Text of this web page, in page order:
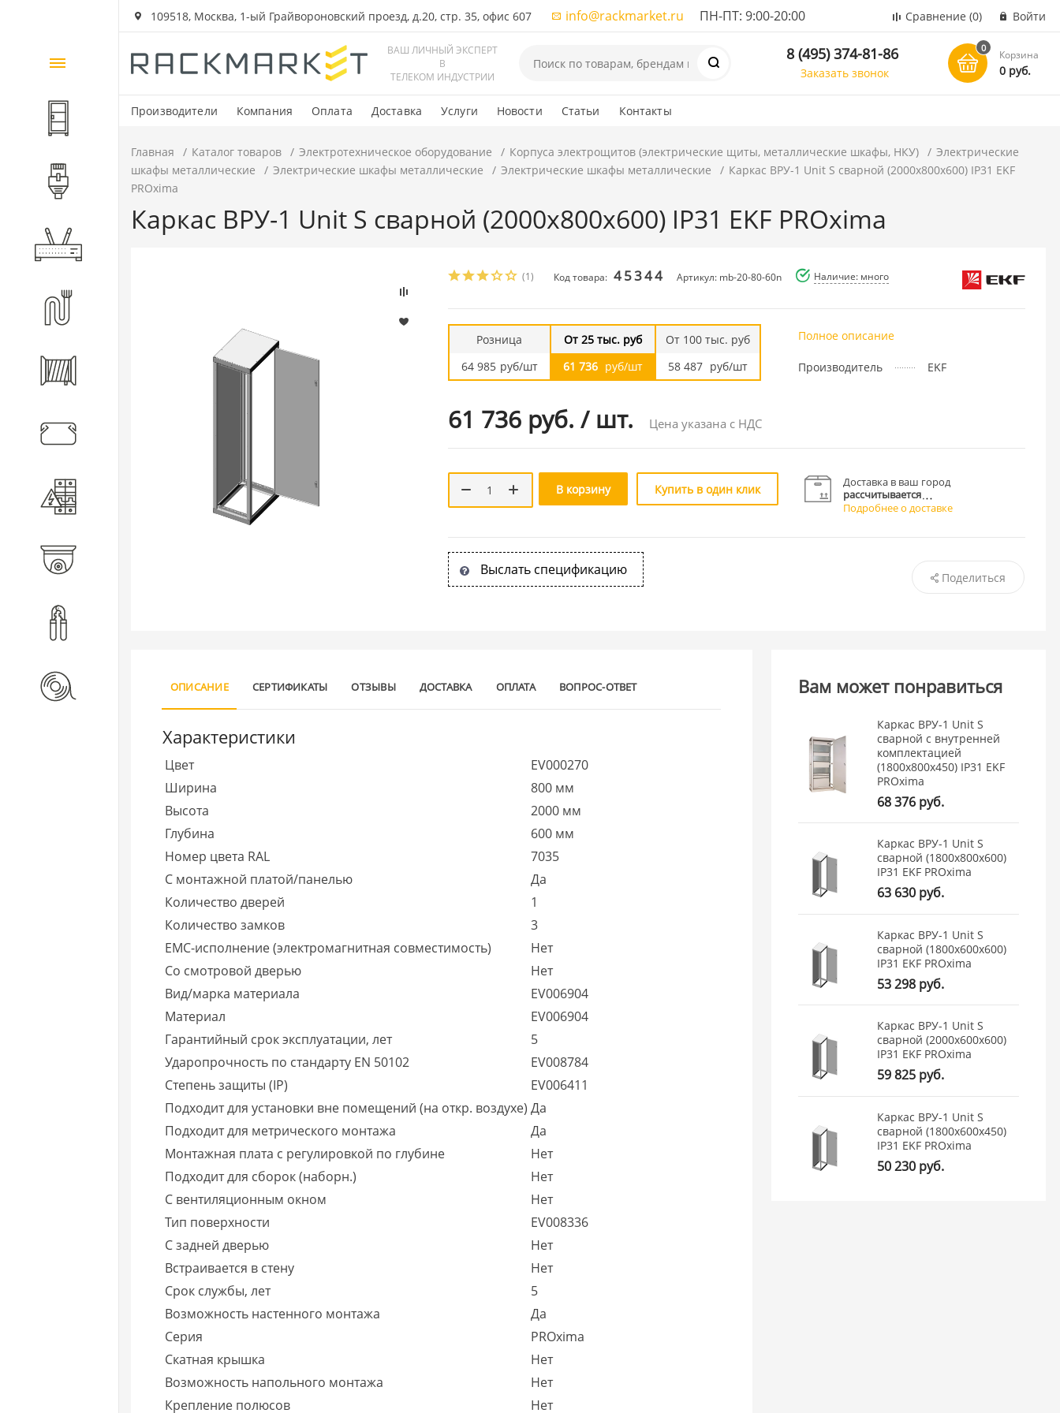
109518, Москва, 1-ый Грайвороновский проезд, д.20, стр. 35, офис 607 info@rackmarket.ru ПН-ПТ: 9:00-20:00 Сравнение (0) Войти
ВАШ ЛИЧНЫЙ ЭКСПЕРТ
В
ТЕЛЕКОМ ИНДУСТРИИ
8 (495) 374-81-86
Заказать звонок
0
Корзина
0 руб.
Производители Компания Оплата Доставка Услуги Новости Статьи Контакты
Каталог
товаров
Шкафы и стойки
Компоненты СКС
Расходные материалы
Главная Каталог товаров Электротехническое оборудование Корпуса электрощитов (электрические щиты, металлические шкафы, НКУ)
Электрические
шкафы металлические
Электрические шкафы металлические Электрические шкафы металлические
Каркас ВРУ-1 Unit S сварной (2000х800х600) IP31 EKF
PROxima
Каркас ВРУ-1 Unit S сварной (2000х800х600) IP31 EKF PROxima
(1) Код товара: 45344 Артикул: mb-20-80-60n Наличие: много
Розница
64 985 руб/шт
От 25 тыс. руб
61 736 руб/шт
От 100 тыс. руб
58 487 руб/шт
61 736 руб. / шт. Цена указана с НДС
Полное описание
Производитель EKF
В корзину Купить в один клик
Доставка в ваш город
рассчитывается
Подробнее о доставке
Выслать спецификацию Поделиться
ОПИСАНИЕ СЕРТИФИКАТЫ ОТЗЫВЫ ДОСТАВКА ОПЛАТА ВОПРОС-ОТВЕТ
Характеристики
Цвет
EV000270
Ширина
800 мм
Высота
2000 мм
Глубина
600 мм
Номер цвета RAL
7035
С монтажной платой/панелью
Да
Количество дверей
1
Количество замков
3
EMC-исполнение (электромагнитная совместимость)
Нет
Со смотровой дверью
Нет
Вид/марка материала
EV006904
Материал
EV006904
Гарантийный срок эксплуатации, лет
5
Ударопрочность по стандарту EN 50102
EV008784
Степень защиты (IP)
EV006411
Подходит для установки вне помещений (на откр. воздухе) Да
Подходит для метрического монтажа
Да
Монтажная плата с регулировкой по глубине
Нет
Подходит для сборок (наборн.)
Нет
С вентиляционным окном
Нет
Тип поверхности
EV008336
С задней дверью
Нет
Встраивается в стену
Нет
Срок службы, лет
5
Возможность настенного монтажа
Да
Серия
PROxima
Скатная крышка
Нет
Возможность напольного монтажа
Нет
Крепление полюсов
Нет
Вам может понравиться
Каркас ВРУ-1 Unit S
сварной с внутренней
комплектацией
(1800х800х450) IP31 EKF
PROxima
68 376 руб.
Каркас ВРУ-1 Unit S
сварной (1800х800х600)
IP31 EKF PROxima
63 630 руб.
Каркас ВРУ-1 Unit S
сварной (1800х600х600)
IP31 EKF PROxima
53 298 руб.
Каркас ВРУ-1 Unit S
сварной (2000х600х600)
IP31 EKF PROxima
59 825 руб.
Каркас ВРУ-1 Unit S
сварной (1800х600х450)
IP31 EKF PROxima
50 230 руб.